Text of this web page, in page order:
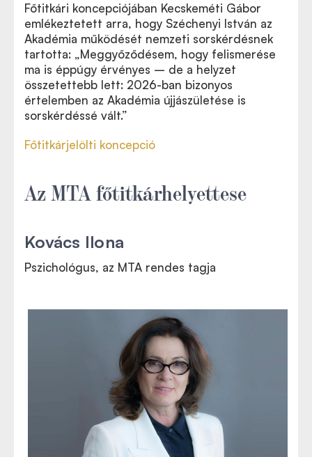
Főtitkári koncepciójában Kecskeméti Gábor
emlékeztetett arra, hogy Széchenyi István az
Akadémia működését nemzeti sorskérdésnek
tartotta: „Meggyőződésem, hogy felismerése
ma is éppúgy érvényes – de a helyzet
összetettebb lett: 2026-ban bizonyos
értelemben az Akadémia újjászületése is
sorskérdéssé vált.”
Főtitkárjelölti koncepció
Az MTA főtitkárhelyettese
Kovács Ilona
Pszichológus, az MTA rendes tagja